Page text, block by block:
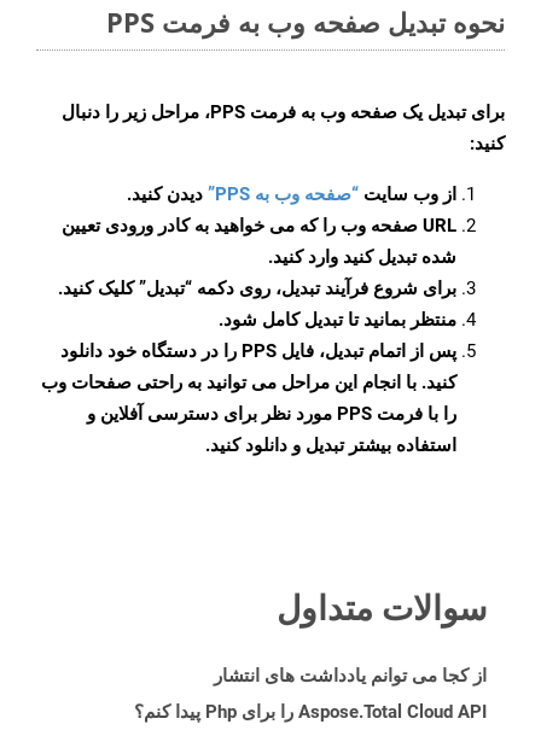
نحوه تبدیل صفحه وب به فرمت PPS
برای تبدیل یک صفحه وب به فرمت PPS، مراحل زیر را دنبال
کنید:
از وب سایت “صفحه وب به PPS”
دیدن کنید.
URL صفحه وب را که می خواهید به کادر ورودی تعیین
شده تبدیل کنید وارد کنید.
برای شروع فرآیند تبدیل، روی دکمه “تبدیل” کلیک کنید.
منتظر بمانید تا تبدیل کامل شود.
پس از اتمام تبدیل، فایل PPS را در دستگاه خود دانلود
کنید. با انجام این مراحل می توانید به راحتی صفحات وب
را با فرمت PPS مورد نظر برای دسترسی آفلاین و
استفاده بیشتر تبدیل و دانلود کنید.
سوالات متداول
از کجا می توانم یادداشت های انتشار
Aspose.Total Cloud API را برای Php پیدا کنم؟